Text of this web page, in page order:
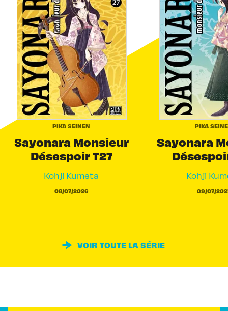
PIKA SEINEN
Sayonara Monsieur
Désespoir T27
Kohji Kumeta
08/07/2026
PIKA
Sayonara
Kohji
09/07/
VOIR TOUTE LA SÉRIE